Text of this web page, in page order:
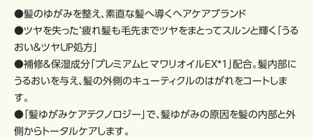
●髪のゆがみを整え、素直な髪へ導くヘアケアブランド
●ツヤを失った’疲れ髪も毛先までツヤをまとってスルンと輝く「うる
おい＆ツヤＵＰ処方」
●補修＆保湿成分「プレミアムヒマワリオイルEX*1」配合。髪内部に
うるおいを与え、髪の外側のキューティクルのはがれをコートしま
す。
●「髪ゆがみケアテクノロジー」で、髪ゆがみの原因を髪の内部と外
側からトータルケアします。